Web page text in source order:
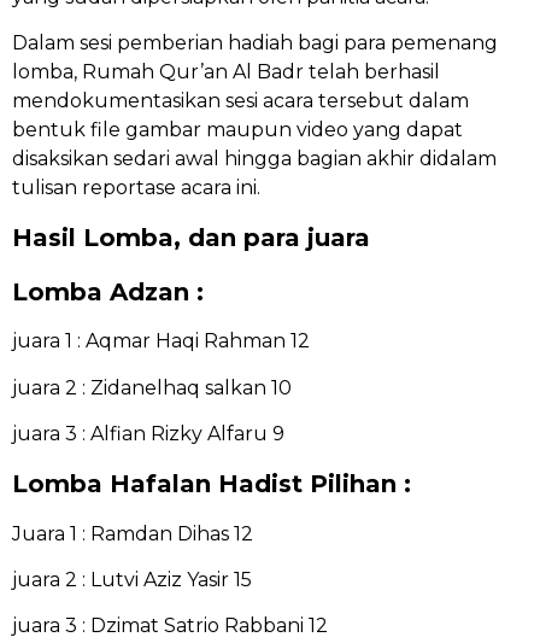
Dalam sesi pemberian hadiah bagi para pemenang
lomba, Rumah Qur’an Al Badr telah berhasil
mendokumentasikan sesi acara tersebut dalam
bentuk file gambar maupun video yang dapat
disaksikan sedari awal hingga bagian akhir didalam
tulisan reportase acara ini.
Hasil Lomba, dan para juara
Lomba Adzan :
juara 1 : Aqmar Haqi Rahman 12
juara 2 : Zidanelhaq salkan 10
juara 3 : Alfian Rizky Alfaru 9
Lomba Hafalan Hadist Pilihan :
Juara 1 : Ramdan Dihas 12
juara 2 : Lutvi Aziz Yasir 15
juara 3 : Dzimat Satrio Rabbani 12